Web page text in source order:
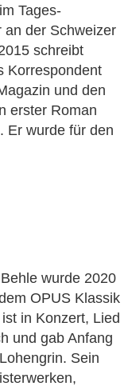
Tages-
an der Schweizer
schreibt
Korrespondent
und den
erster Roman
Er wurde für den
wurde 2020
OPUS Klassik
in Konzert, Lied
und gab Anfang
Sein